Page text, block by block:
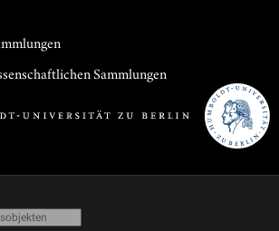
Sammlungen